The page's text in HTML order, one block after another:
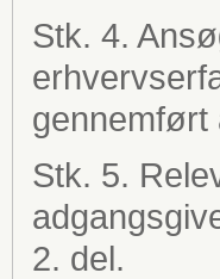
Stk. 4.
gennemført
Stk. 5.
2. del.